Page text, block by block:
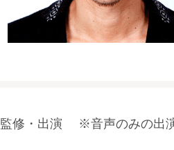
監修・出演 ※音声のみの出